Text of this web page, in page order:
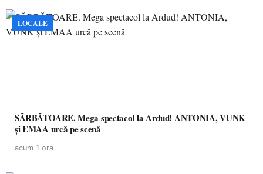
LOCALE
SĂRBĂTOARE. Mega spectacol la Ardud! ANTONIA, VUNK
și EMAA urcă pe scenă
acum 1 ora